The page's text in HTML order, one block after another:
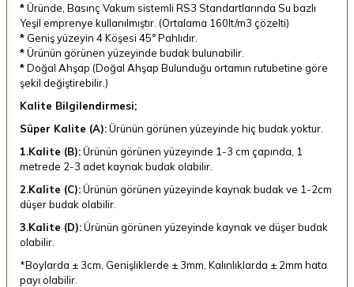
*Üründe, Basınç Vakum sistemli RS3 Standartlarında Su bazlı
Yeşil emprenye kullanılmıştır. (Ortalama 160lt/m3 çözelti)
* Geniş yüzeyin 4 Köşesi 45° Pahlıdır.
*Ürünün görünen yüzeyinde budak bulunabilir.
*Doğal Ahşap (Doğal Ahşap Bulunduğu ortamın rutubetine göre
şekil değiştirebilir.)
Kalite Bilgilendirmesi;
Süper Kalite (A):Ürünün görünen yüzeyinde hiç budak yoktur.
1.Kalite (B):Ürünün görünen yüzeyinde 1-3 cm çapında, 1
metrede 2-3 adet kaynak budak olabilir.
2.Kalite (C):Ürünün görünen yüzeyinde kaynak budak ve 1-2cm
düşer budak olabilir.
3.Kalite (D):Ürünün görünen yüzeyinde kaynak ve düşer budak
olabilir.
*Boylarda ± 3cm, Genişliklerde ± 3mm, Kalınlıklarda ± 2mm hata
payı olabilir.